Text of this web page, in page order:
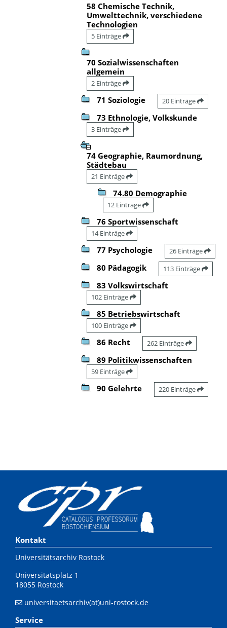
58 Chemische Technik,
Umwelttechnik, verschiedene
Technologien
5 Einträge
70 Sozialwissenschaften
allgemein
2 Einträge
71 Soziologie 20 Einträge
73 Ethnologie, Volkskunde
3 Einträge
74 Geographie, Raumordnung,
Städtebau
21 Einträge
74.80 Demographie
12 Einträge
76 Sportwissenschaft
14 Einträge
77 Psychologie 26 Einträge
80 Pädagogik 113 Einträge
83 Volkswirtschaft
102 Einträge
85 Betriebswirtschaft
100 Einträge
86 Recht 262 Einträge
89 Politikwissenschaften
59 Einträge
90 Gelehrte 220 Einträge
Kontakt
Universitätsarchiv Rostock
Universitätsplatz 1
18055 Rostock
universitaetsarchiv(at)uni-rostock.de
Service